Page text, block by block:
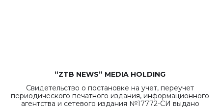
“ZTB NEWS” MEDIA HOLDING
Свидетельство о постановке на учет, переучет
периодического печатного издания, информационного
агентства и сетевого издания №17772-СИ выдано